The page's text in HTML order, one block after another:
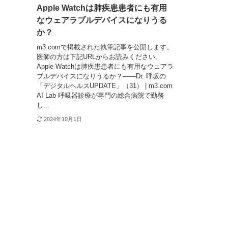
Apple Watchは肺疾患患者にも有用
なウェアラブルデバイスになりうる
か？
m3.comで掲載された執筆記事を公開します。
医師の方は下記URLからお読みください。
Apple Watchは肺疾患患者にも有用なウェアラ
ブルデバイスになりうるか？――Dr. 呼坂の
「デジタルヘルスUPDATE」（31） | m3.com
AI Lab 呼吸器診療が専門の総合病院で勤務
し...
2024年10月1日